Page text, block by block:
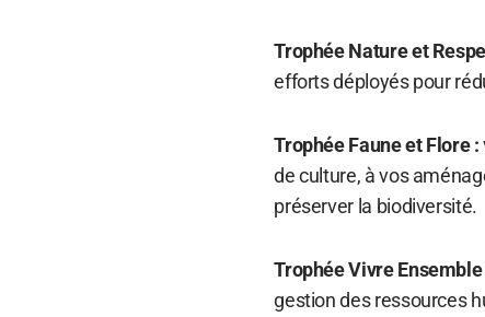
Trophée Nature et
efforts déployés pour
Trophée Faune et Flore :
de culture, à vos
préserver la biodiversité.
Trophée Vivre Ensemble
gestion des ressources